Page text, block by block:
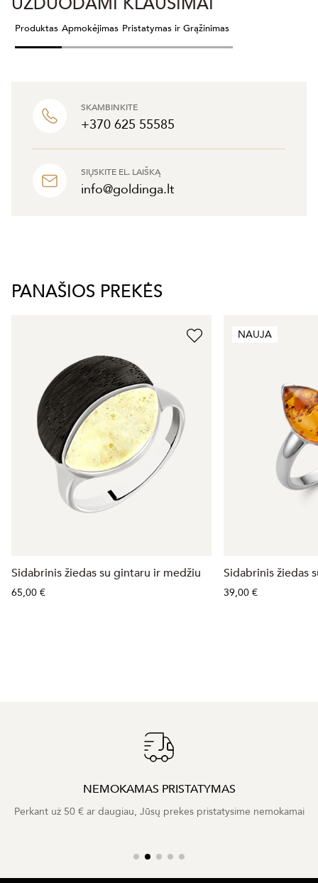
SKAMBINKITE
+370 625 55585
SIŲSKITE EL. LAIŠKĄ
info@goldinga.lt
Produktas Apmokėjimas Pristatymas ir Grąžinimas
PANAŠIOS PREKĖS
Sidabrinis žiedas su gintaru ir medžiu
65,00 €
NAUJA
Sidabrinis žiedas
39,00 €
NEMOKAMAS PRISTATYMAS
Perkant už 50 € ar daugiau, Jūsų prekes pristatysime nemokamai